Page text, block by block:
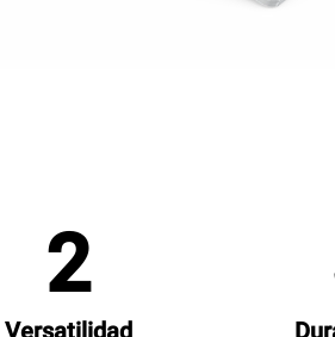
2
Versatilidad